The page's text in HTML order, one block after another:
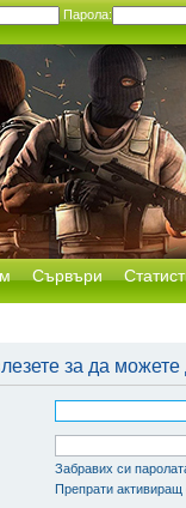
Парола:
Сървъри
за да
Забравих си
Препрати активиращ